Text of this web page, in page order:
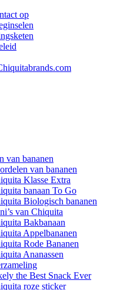
op
van bananen
van bananen
Klasse Extra
banaan To Go
Biologisch bananen
van Chiquita
Bakbanaan
Appelbananen
Rode Bananen
Ananassen
the Best Snack Ever
roze sticker